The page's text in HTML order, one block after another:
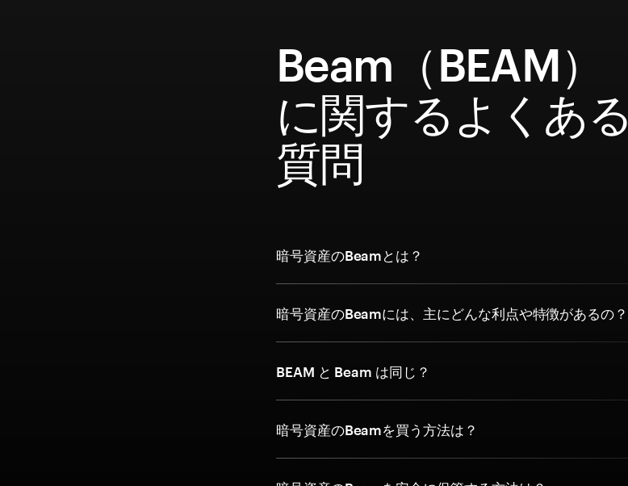
Beam（BEAM）
に関するよくある
質問
暗号資産のBeamとは？
暗号資産のBeamには、主にどんな利点や特徴があるの？
BEAM と Beam は同じ？
暗号資産のBeamを買う方法は？